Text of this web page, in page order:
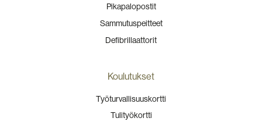
Pikapalopostit
Sammutuspeitteet
Defibrillaattorit
Koulutukset
Työturvallisuuskortti
Tulityökortti